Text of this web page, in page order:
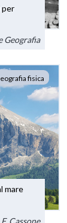
per
Geografia
fisica
mare
F. Cassone